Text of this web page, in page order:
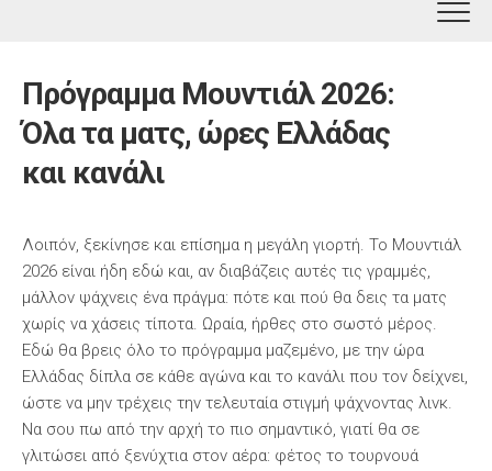
Πρόγραμμα Μουντιάλ 2026:
Όλα τα ματς, ώρες Ελλάδας
και κανάλι
Λοιπόν, ξεκίνησε και επίσημα η μεγάλη γιορτή. Το Μουντιάλ
2026 είναι ήδη εδώ και, αν διαβάζεις αυτές τις γραμμές,
μάλλον ψάχνεις ένα πράγμα: πότε και πού θα δεις τα ματς
χωρίς να χάσεις τίποτα. Ωραία, ήρθες στο σωστό μέρος.
Εδώ θα βρεις όλο το πρόγραμμα μαζεμένο, με την ώρα
Ελλάδας δίπλα σε κάθε αγώνα και το κανάλι που τον δείχνει,
ώστε να μην τρέχεις την τελευταία στιγμή ψάχνοντας λινκ.
Να σου πω από την αρχή το πιο σημαντικό, γιατί θα σε
γλιτώσει από ξενύχτια στον αέρα: φέτος το τουρνουά